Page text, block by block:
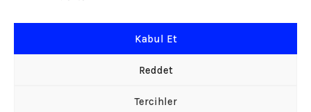
Kabul Et
Reddet
Tercihler
Şartlar ve Koşullar